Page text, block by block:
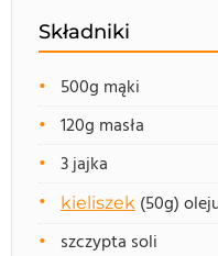
Składniki
500g mąki
120g masła
3 jajka
kieliszek (50g)
szczypta soli